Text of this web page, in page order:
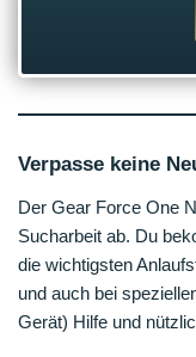
Verpasse keine
Der Gear Force One
Sucharbeit ab. Du
die wichtigsten
und auch bei
Gerät) Hilfe und